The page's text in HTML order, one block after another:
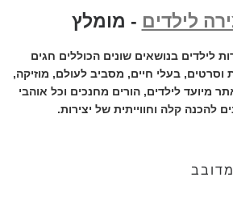
לילדים - מומלץ
לילדים בנושאים שונים הכוללים חגים
וסרטים, בעלי חיים, מסביב לעולם, מוזיקה,
מיועד לילדים, הורים מחנכים וכל אוהבי
להכנה קלה וחווייתית של יצירות.